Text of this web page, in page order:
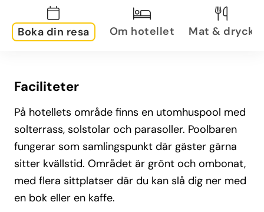
Boka din resa Om hotellet Mat & dryck
Faciliteter
På hotellets område finns en utomhuspool med
solterrass, solstolar och parasoller. Poolbaren
fungerar som samlingspunkt där gäster gärna
sitter kvällstid. Området är grönt och ombonat,
med flera sittplatser där du kan slå dig ner med
en bok eller en kaffe.